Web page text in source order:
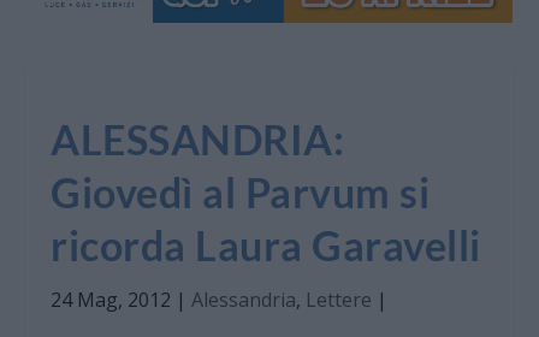
ALESSANDRIA:
Giovedì al Parvum si
ricorda Laura Garavelli
24 Mag, 2012 |Alessandria, Lettere |